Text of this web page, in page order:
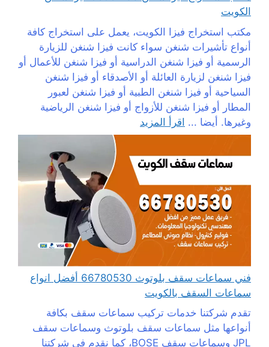
الكويت
مكتب استخراج فيزا الكويت، يعمل على استخراج كافة
أنواع تأشيرات شنغن سواء كانت فيزا شنغن للزيارة
الرسمية أو فيزا شنغن الدراسية أو فيزا شنغن للأعمال أو
فيزا شنغن لزيارة العائلة أو الأصدقاء أو فيزا شنغن
السياحية أو فيزا شنغن الطبية أو فيزا شنغن لعبور
المطار أو فيزا شنغن للأزواج أو فيزا شنغن الرياضية
وغيرها. أيضا ... اقرأ المزيد
فني سماعات سقف بلوتوث 66780530 أفضل انواع
سماعات السقف بالكويت
تقدم شركتنا خدمات تركيب سماعات سقف بكافة
أنواعها مثل سماعات سقف بلوتوث وسماعات سقف
JPL وسماعات سقف BOSE، كما نقدم في شركتنا